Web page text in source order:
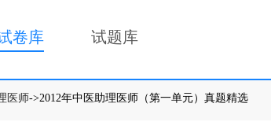
卷库 试题库
医师->2012年中医助理医师（第一单元）真题精选